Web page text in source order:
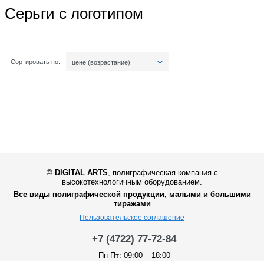
Серьги с логотипом
Сортировать по: цене (возрастание)
© DIGITAL ARTS
полиграфическая компания с
высокотехнологичным оборудованием.
Все виды полиграфической продукции, малыми и большими
тиражами
Пользовательское соглашение
+7 (4722) 77-72-84
Пн-Пт: 09:00 – 18:00